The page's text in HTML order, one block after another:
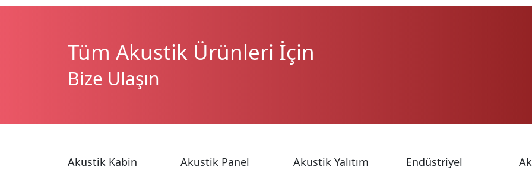
Tüm Akustik Ürünleri İçin
Bize Ulaşın
Akustik Kabin Akustik Panel Akustik Yalıtım
Endüstriyel